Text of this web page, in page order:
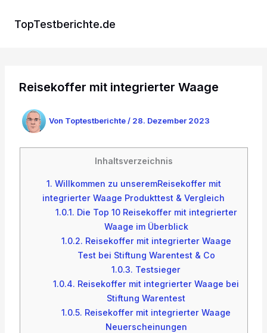
InhaltTopTestberichte.de
Reisekoffer mit integrierter Waage
Von Toptestberichte / 28. Dezember 2023
Inhaltsverzeichnis
1. Willkommen zu unseremReisekoffer mit
integrierter Waage Produkttest & Vergleich
1.0.1. Die Top 10 Reisekoffer mit integrierter
Waage im Überblick
1.0.2. Reisekoffer mit integrierter Waage
Test bei Stiftung Warentest & Co
1.0.3. Testsieger
1.0.4. Reisekoffer mit integrierter Waage bei
Stiftung Warentest
1.0.5. Reisekoffer mit integrierter Waage
Neuerscheinungen